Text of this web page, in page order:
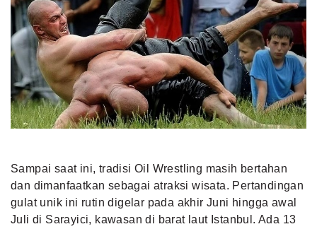
Sampai saat ini, tradisi Oil Wrestling masih bertahan
dan dimanfaatkan sebagai atraksi wisata. Pertandingan
gulat unik ini rutin digelar pada akhir Juni hingga awal
Juli di Sarayici, kawasan di barat laut Istanbul. Ada 13